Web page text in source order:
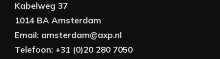
Kabelweg 37
1014 BA Amsterdam
Email: amsterdam@axp.nl
Telefoon: +31 (0)20 280 7050